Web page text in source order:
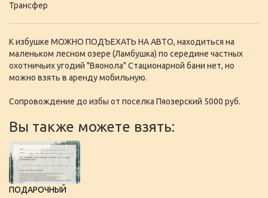
Трансфер
К избушке МОЖНО ПОДЪЕХАТЬ НА АВТО, находиться на
маленьком лесном озере (Ламбушка) по середине частных
охотничьих угодий "Вяонола" Стационарной бани нет, но
можно взять в аренду мобильную.
Сопровождение до избы от поселка Пяозерский 5000 руб.
Вы также можете взять:
ПОДАРОЧНЫЙ